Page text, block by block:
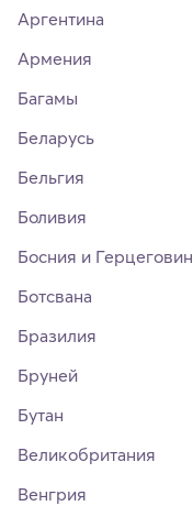
Аргентина
Армения
Багамы
Беларусь
Бельгия
Боливия
Босния и
Ботсвана
Бразилия
Бруней
Бутан
Великобритания
Венгрия